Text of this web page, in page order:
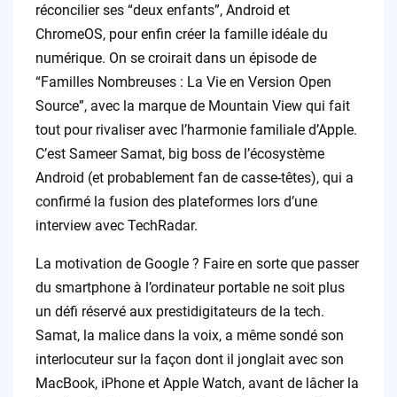
réconcilier ses “deux enfants”, Android et
ChromeOS, pour enfin créer la famille idéale du
numérique. On se croirait dans un épisode de
“Familles Nombreuses : La Vie en Version Open
Source”, avec la marque de Mountain View qui fait
tout pour rivaliser avec l’harmonie familiale d’Apple.
C’est Sameer Samat, big boss de l’écosystème
Android (et probablement fan de casse-têtes), qui a
confirmé la fusion des plateformes lors d’une
interview avec TechRadar.
La motivation de Google ? Faire en sorte que passer
du smartphone à l’ordinateur portable ne soit plus
un défi réservé aux prestidigitateurs de la tech.
Samat, la malice dans la voix, a même sondé son
interlocuteur sur la façon dont il jonglait avec son
MacBook, iPhone et Apple Watch, avant de lâcher la